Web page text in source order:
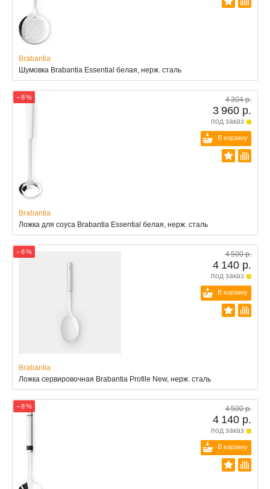
Brabantia
Шумовка Brabantia Essential белая, нерж. сталь
− 8 % 4 304 р.
3 960 р.
под заказ
В корзину
Brabantia
Ложка для соуса Brabantia Essential белая, нерж. сталь
− 8 % 4 500 р.
4 140 р.
под заказ
В корзину
Brabantia
Ложка сервировочная Brabantia Profile New, нерж. сталь
− 8 % 4 500 р.
4 140 р.
под заказ
В корзину